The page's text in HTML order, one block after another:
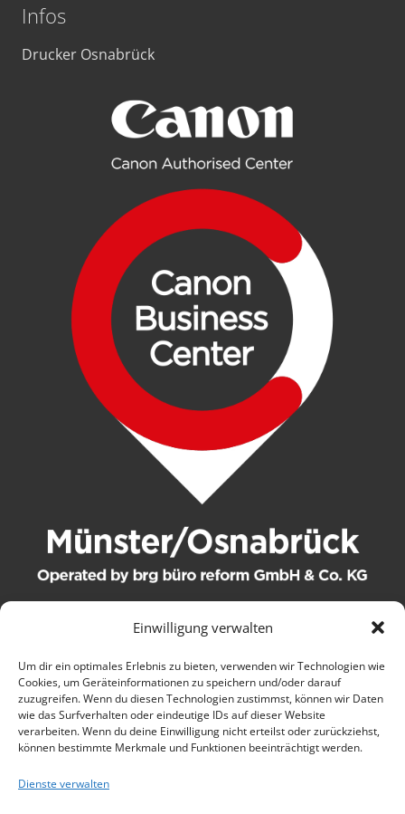
Einwilligung verwalten
Um dir ein optimales Erlebnis zu bieten, verwenden wir Technologien wie
Cookies, um Geräteinformationen zu speichern und/oder darauf
zuzugreifen. Wenn du diesen Technologien zustimmst, können wir Daten
wie das Surfverhalten oder eindeutige IDs auf dieser Website
verarbeiten. Wenn du deine Einwilligung nicht erteilst oder zurückziehst,
können bestimmte Merkmale und Funktionen beeinträchtigt werden.
Dienste verwalten
Infos
Drucker Osnabrück
© 2021 brg büro reform GmbH & Co. KG. Alle Rechte
vorbehalten.
Kontakt